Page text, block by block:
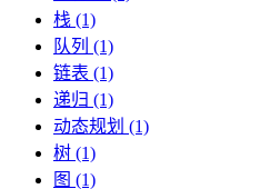
栈 (1)
队列 (1)
链表 (1)
递归 (1)
动态规划 (1)
树 (1)
图 (1)